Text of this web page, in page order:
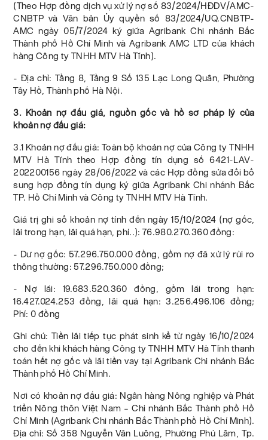
(Theo Hợp đồng dịch vụ xử lý nợ số 83/2024/HĐDV/AMC-
CNBTP và Văn bản Ủy quyền số 83/2024/UQ.CNBTP-
AMC ngày 05/7/2024 ký giữa Agribank Chi nhánh Bắc
Thành phố Hồ Chí Minh và Agribank AMC LTD của khách
hàng Công ty TNHH MTV Hà Tĩnh).
- Địa chỉ: Tầng 8, Tầng 9 Số 135 Lạc Long Quân, Phường
Tây Hồ, Thành phố Hà Nội.
3. Khoản nợ đấu giá, nguồn gốc và hồ sơ pháp lý của
khoản nợ đấu giá:
3.1 Khoản nợ đấu giá: Toàn bộ khoản nợ của Công ty TNHH
MTV Hà Tĩnh theo Hợp đồng tín dụng số 6421-LAV-
202200156 ngày 28/06/2022 và các Hợp đồng sửa đổi bổ
sung hợp đồng tín dụng ký giữa Agribank Chi nhánh Bắc
TP. Hồ Chí Minh và Công ty TNHH MTV Hà Tĩnh.
Giá trị ghi sổ khoản nợ tính đến ngày 15/10/2024 (nợ gốc,
lãi trong hạn, lãi quá hạn, phí..): 76.980.270.360 đồng:
- Dư nợ gốc: 57.296.750.000 đồng, gồm nợ đã xử lý rủi ro
thông thường: 57.296.750.000 đồng;
- Nợ lãi: 19.683.520.360 đồng, gồm lãi trong hạn:
16.427.024.253 đồng, lãi quá hạn: 3.256.496.106 đồng;
Phí: 0 đồng
Ghi chú: Tiền lãi tiếp tục phát sinh kể từ ngày 16/10/2024
cho đến khi khách hàng Công ty TNHH MTV Hà Tĩnh thanh
toán hết nợ gốc và lãi tiền vay tại Agribank Chi nhánh Bắc
Thành phố Hồ Chí Minh.
Nơi có khoản nợ đấu giá: Ngân hàng Nông nghiệp và Phát
triển Nông thôn Việt Nam – Chi nhánh Bắc Thành phồ Hồ
Chí Minh (Agribank Chi nhánh Bắc Thành phồ Hồ Chí Minh).
Địa chỉ: Số 358 Nguyễn Văn Luông, Phường Phú Lâm, Tp.